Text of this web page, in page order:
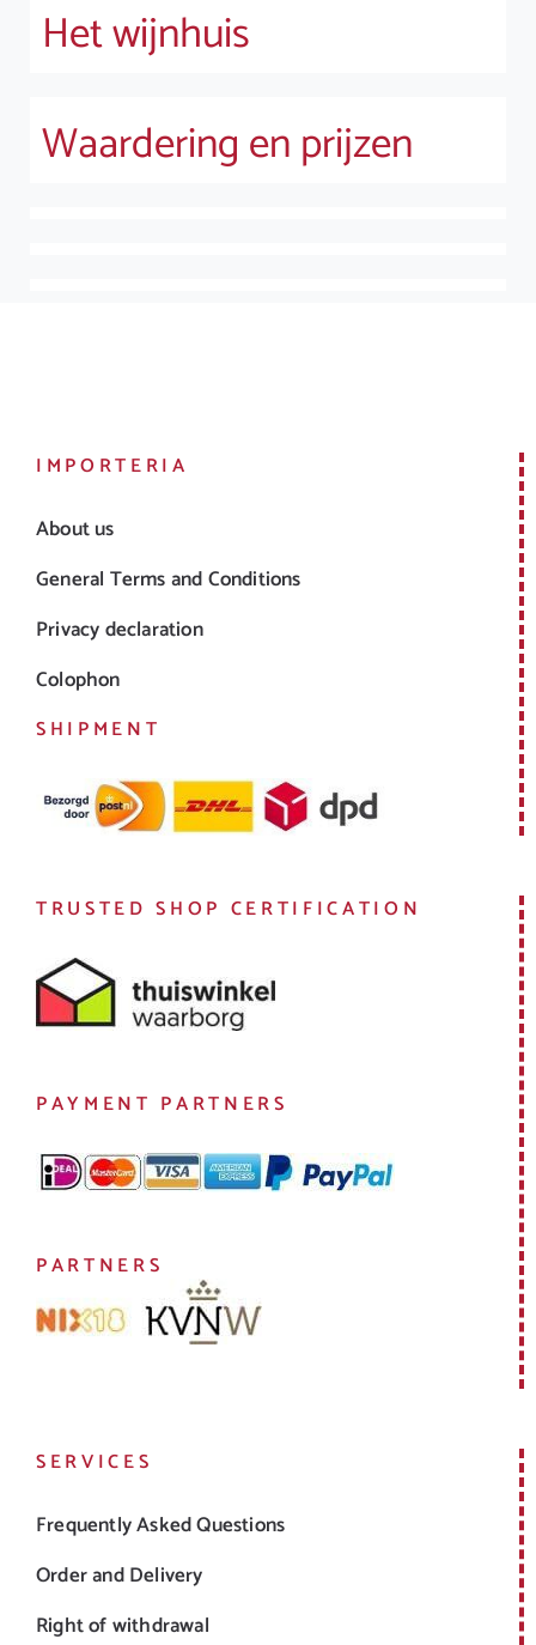
Het wijnhuis
Waardering en prijzen
IMPORTERIA
About us
General Terms and Conditions
Privacy declaration
Colophon
SHIPMENT
TRUSTED SHOP CERTIFICATION
PAYMENT PARTNERS
PARTNERS
SERVICES
Frequently Asked Questions
Order and Delivery
Right of withdrawal